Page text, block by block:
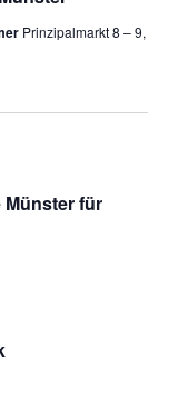
Prinzipalmarkt 8 – 9,
für